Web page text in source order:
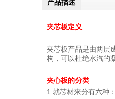
产品描述
夹芯板定义
夹芯板产品是由两层
构，可以杜绝水汽的
夹心板的分类
1.就芯材来分有六种：